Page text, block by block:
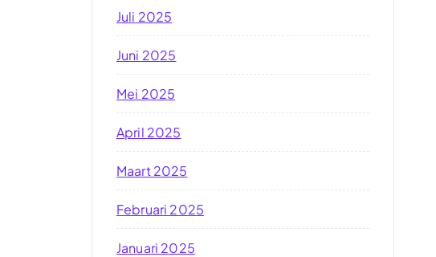
Juli 2025
Juni 2025
Mei 2025
April 2025
Maart 2025
Februari 2025
Januari 2025